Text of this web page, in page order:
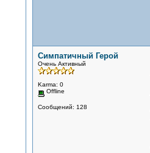
Симпатичный Герой
Очень Активный
Karma: 0
Offline
Сообщений: 128